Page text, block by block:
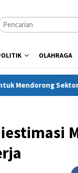
OLAHRAGA
Riil UNNES